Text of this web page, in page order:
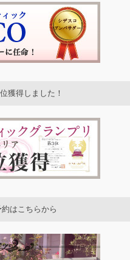
獲得しました！
はこちらから